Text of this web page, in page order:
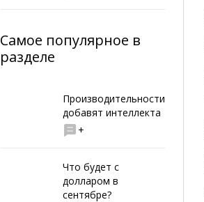
Самое популярное в
разделе
Производительности
добавят интеллекта
+
Что будет с
долларом в
сентябре?